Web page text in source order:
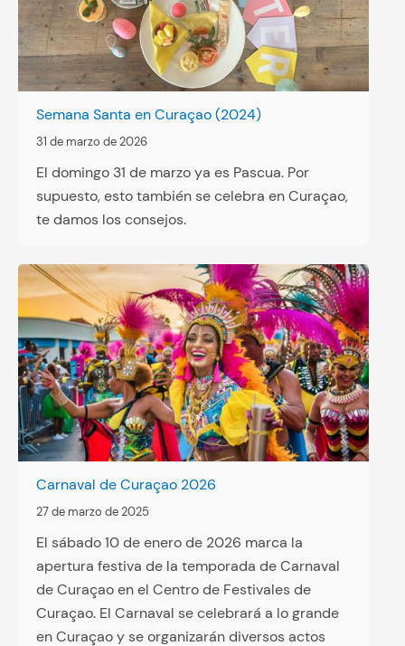
Semana Santa en Curaçao (2024)
31 de marzo de 2026
El domingo 31 de marzo ya es Pascua. Por
supuesto, esto también se celebra en Curaçao,
te damos los consejos.
Carnaval de Curaçao 2026
27 de marzo de 2025
El sábado 10 de enero de 2026 marca la
apertura festiva de la temporada de Carnaval
de Curaçao en el Centro de Festivales de
Curaçao. El Carnaval se celebrará a lo grande
en Curaçao y se organizarán diversos actos